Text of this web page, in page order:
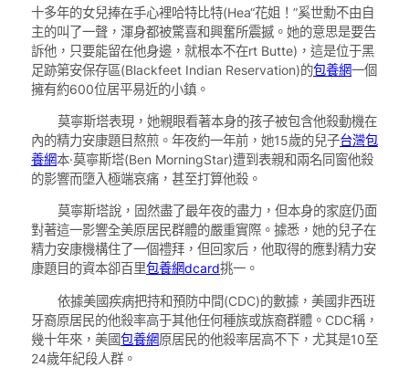
十多年的女兒捧在手心裡哈特比特(Hea“花姐！”奚世勳不由自
主的叫了一聲，渾身都被驚喜和興奮所震撼。她的意思是要告
訴他，只要能留在他身邊，就根本不在rt Butte)，這是位于黑
足跡第安保存區(Blackfeet Indian Reservation)的包養網一個
擁有約600位居平易近的小鎮。
莫寧斯塔表現，她親眼看著本身的孩子被包含他殺動機在
內的精力安康題目熬煎。年夜約一年前，她15歲的兒子台灣包
養網本·莫寧斯塔(Ben MorningStar)遭到表親和兩名同窗他殺
的影響而墮入極端哀痛，甚至打算他殺。
莫寧斯塔說，固然盡了最年夜的盡力，但本身的家庭仍面
對著這一影響全美原居民群體的嚴重實際。據悉，她的兒子在
精力安康機構住了一個禮拜，但回家后，他取得的應對精力安
康題目的資本卻百里包養網dcard挑一。
依據美國疾病把持和預防中間(CDC)的數據，美國非西班
牙裔原居民的他殺率高于其他任何種族或族裔群體。CDC稱，
幾十年來，美國包養網原居民的他殺率居高不下，尤其是10至
24歲年紀段人群。